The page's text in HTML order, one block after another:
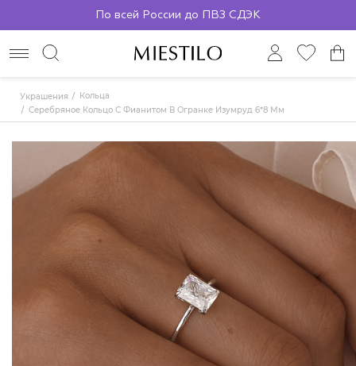
По всей России до ПВЗ СДЭК
Украшения
Кольца
Серебряное Кольцо С Фианитом В Огранке Изумруд 6*8 Мм